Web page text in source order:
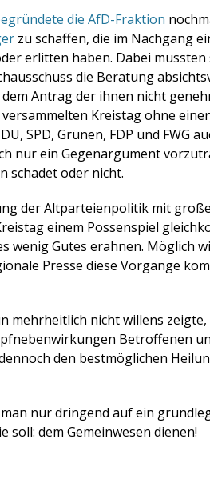
die AfD-Fraktion
zu schaffen, die im Nachgang
erlitten haben. Dabei
die Beratung
Antrag der ihnen nicht
Kreistag ohne
SPD, Grünen, FDP und FWG
nur ein Gegenargument
schadet oder nicht.
der Altparteienpolitik mit
einem Possenspiel
wenig Gutes erahnen. Möglich
Presse diese Vorgänge
mehrheitlich nicht willens
Betroffenen
den bestmöglichen
nur dringend auf ein
soll: dem Gemeinwesen dienen!